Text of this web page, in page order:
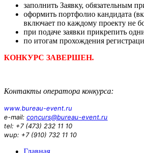
заполнить Заявку, обязательным
оформить портфолио кандидата
включает по каждому проекту не
при подаче заявки прикрепить
по итогам прохождения
КОНКУРС ЗАВЕРШЕН.
Контакты оператора конкурса:
www.bureau-event.ru
e-mail: concurs@bureau-event.ru
tel: +7 (473) 232 11 10
wup: +7 (910) 732 11 10
Главная